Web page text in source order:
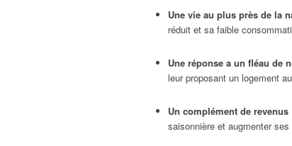
Une vie au plus près de la
réduit et sa faible
Une réponse a un fléau de
leur proposant un logement
Un complément de revenus
saisonnière et augmenter